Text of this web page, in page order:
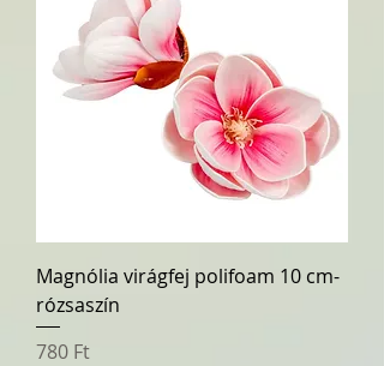
Magnólia virágfej polifoam 10 cm-
rózsaszín
Ár
780 Ft